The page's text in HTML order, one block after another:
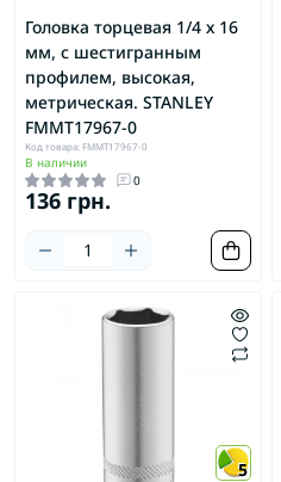
Головка торцевая 1/4 х 16
мм, с шестигранным
профилем, высокая,
метрическая. STANLEY
FMMT17967-0
Код товара: FMMT17967-0
В наличии
0
136 грн.
5